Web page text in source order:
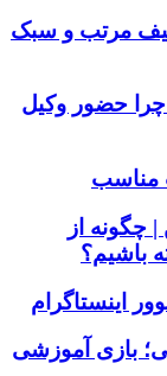
مرتب و سبک
چرا حضور وکیل
مناسب
چگونه از
باشیم؟
اینستاگرام
بازی آموزشی